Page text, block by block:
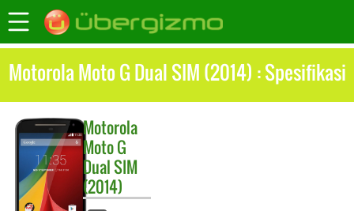
Motorola Moto G Dual SIM (2014) : Spesifikasi
Motorola
Moto G
Dual SIM
(2014)